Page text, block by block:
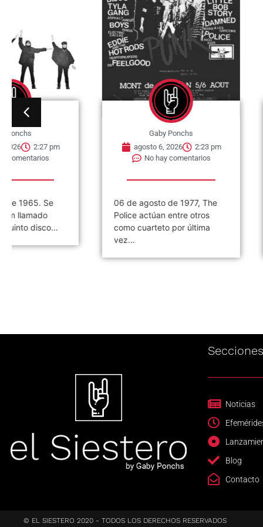
agosto 6, 2026
2:23 pm
No hay comentarios
06 de agosto de 1977, The
Police actúan entre otros
como cuarteto por última
agosto 5,
HASTA AQUÍ LAS
EFEMÉRIDES
Secciones
Noticias
Blog
Contacto
© EL SIESTERO 2020 - TODOS LOS DERECHOS RESERVADOS